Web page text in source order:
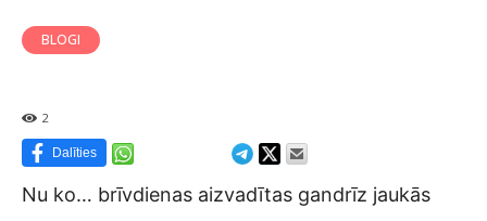
BLOGI
2
Dalīties
Nu ko… brīvdienas aizvadītas gandrīz jaukās